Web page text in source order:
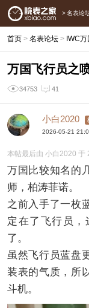
> 名表论
首页 > 名表论坛 > IWC
万国飞行员之
34753 41
小白2020
2026-05-21
本帖最后由 小白2020 于
万国比较知名的
师，柏涛菲诺。
之前入手了一枚
定在了飞行员，
了。
虽然飞行员蓝盘
装表的气质，所
斗机。